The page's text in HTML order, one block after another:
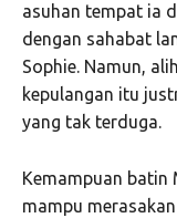
asuhan tempat ia
dengan sahabat
Sophie. Namun,
kepulangan itu
yang tak terduga.
Kemampuan
mampu